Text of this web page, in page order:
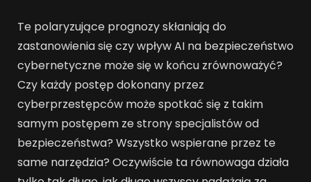
Te polaryzujące prognozy skłaniają do
zastanowienia się czy wpływ AI na bezpieczeństwo
cybernetyczne może się w końcu zrównoważyć?
Czy każdy postęp dokonany przez
cyberprzestępców może spotkać się z takim
samym postępem ze strony specjalistów od
bezpieczeństwa? Wszystko wspierane przez te
same narzędzia? Oczywiście ta równowaga działa